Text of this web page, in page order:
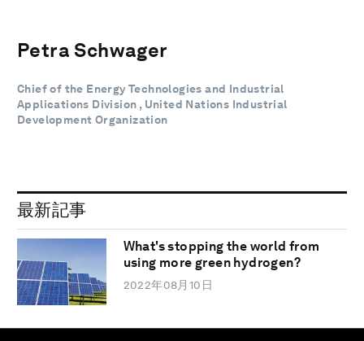
Petra Schwager
Chief of the Energy Technologies and Industrial
Applications Division , United Nations Industrial
Development Organization
最新記事
What's stopping the world from
using more green hydrogen?
2022年08月10日